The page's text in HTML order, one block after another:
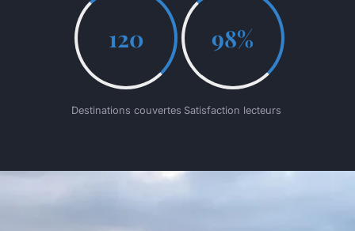
120
Destinations couvertes
98%
Satisfaction lecteurs